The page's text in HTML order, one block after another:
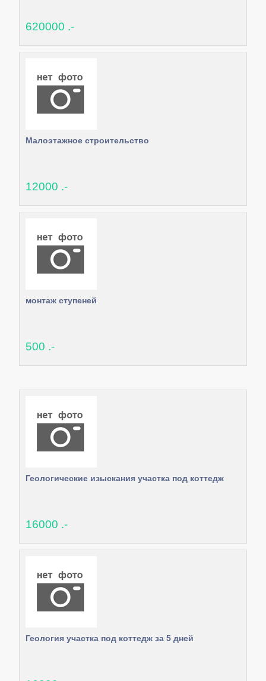
620000 .-
Малоэтажное строительство
12000 .-
монтаж ступеней
500 .-
Геологические изыскания участка под коттедж
16000 .-
Геология участка под коттедж за 5 дней